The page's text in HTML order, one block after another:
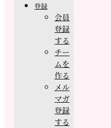
登録
会員
登録
する
チー
ムを
作る
メル
マガ
登録
する